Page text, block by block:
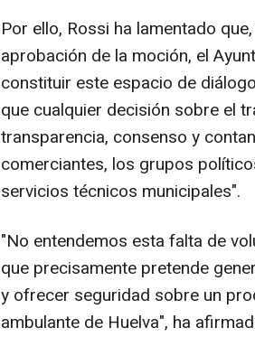
Por ello, Rossi ha lamentado
aprobación de la moción, el
constituir este espacio de
que cualquier decisión sobre el
transparencia, consenso y
comerciantes, los grupos
servicios técnicos municipales".
"No entendemos esta falta de
que precisamente pretende
y ofrecer seguridad sobre un
ambulante de Huelva", ha